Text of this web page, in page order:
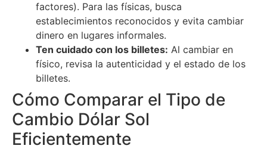
factores). Para las físicas, busca
establecimientos reconocidos y evita cambiar
dinero en lugares informales.
Ten cuidado con los billetes: Al cambiar en
físico, revisa la autenticidad y el estado de los
billetes.
Cómo Comparar el Tipo de
Cambio Dólar Sol
Eficientemente